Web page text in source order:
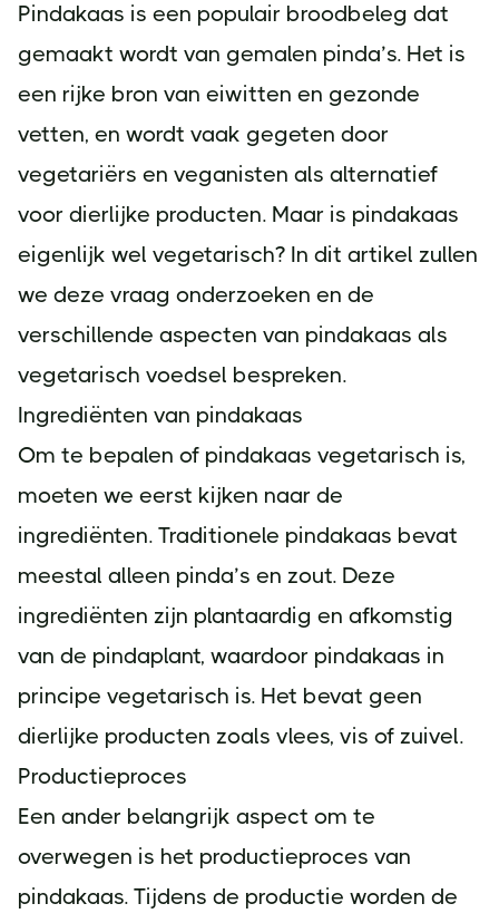
Pindakaas is een populair broodbeleg dat
gemaakt wordt van gemalen pinda’s. Het is
een rijke bron van eiwitten en gezonde
vetten, en wordt vaak gegeten door
vegetariërs en veganisten als alternatief
voor dierlijke producten. Maar is pindakaas
eigenlijk wel vegetarisch? In dit artikel zullen
we deze vraag onderzoeken en de
verschillende aspecten van pindakaas als
vegetarisch voedsel bespreken.
Ingrediënten van pindakaas
Om te bepalen of pindakaas vegetarisch is,
moeten we eerst kijken naar de
ingrediënten. Traditionele pindakaas bevat
meestal alleen pinda’s en zout. Deze
ingrediënten zijn plantaardig en afkomstig
van de pindaplant, waardoor pindakaas in
principe vegetarisch is. Het bevat geen
dierlijke producten zoals vlees, vis of zuivel.
Productieproces
Een ander belangrijk aspect om te
overwegen is het productieproces van
pindakaas. Tijdens de productie worden de